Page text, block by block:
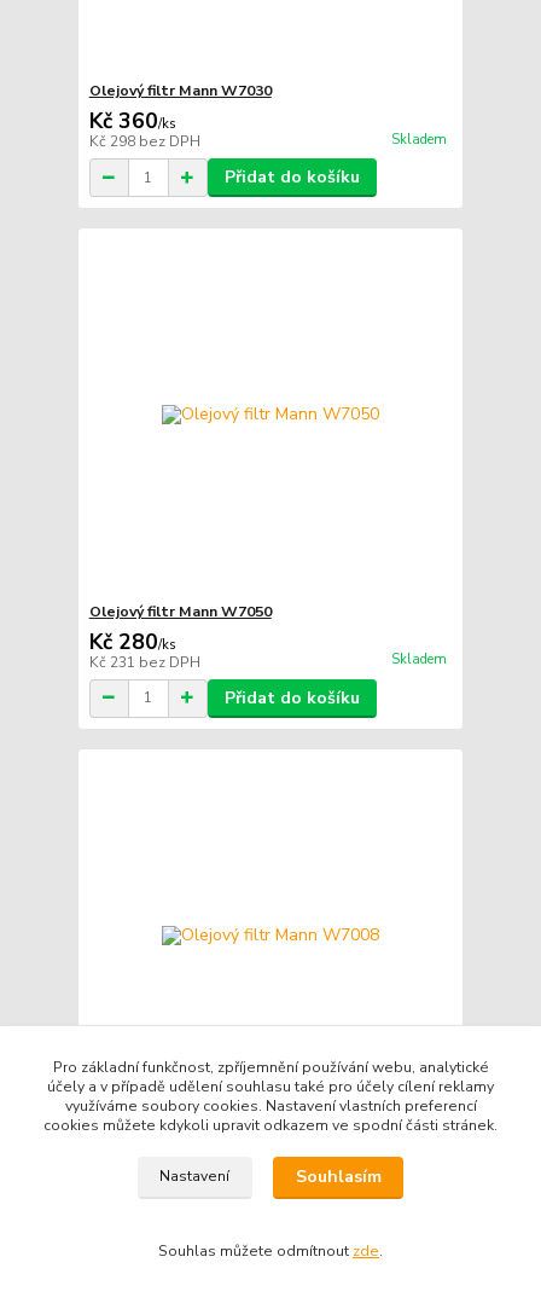
Olejový filtr Mann W7030
Kč 360/ks
Kč 298 bez DPH Skladem
Přidat do košíku
Olejový filtr Mann W7050
Kč 280/ks
Kč 231 bez DPH Skladem
Přidat do košíku
Olejový filtr Mann W7008
bez DPH
Pro základní funkčnost, zpříjemnění používání webu, analytické
účely a v případě udělení souhlasu také pro účely cílení reklamy
využíváme soubory cookies. Nastavení vlastních preferencí
cookies můžete kdykoli upravit odkazem ve spodní části stránek.
Nastavení Souhlasím
Souhlas můžete odmítnout zde.